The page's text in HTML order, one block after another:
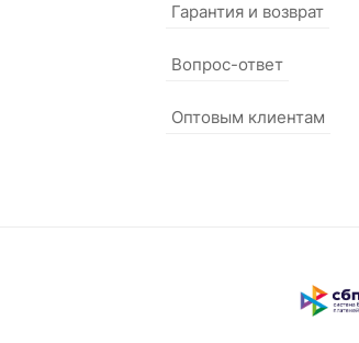
Гарантия и возврат
Вопрос-ответ
Оптовым клиентам